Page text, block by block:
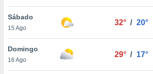
cookies
aceptar
Sábado
15 Ago
32° / 20°
Domingo
16 Ago
29° / 17°